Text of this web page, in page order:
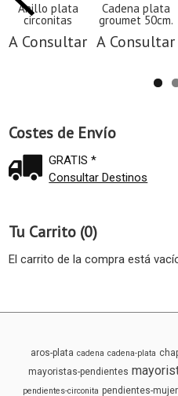
Costes de Envío
GRATIS *
Consultar Destinos
Tu Carrito (0)
El carrito de la compra está
Anillo plata
circonitas
A Consultar
Cadena plata
groumet 50cm.
A Consultar
aros-plata cadena cadena-plata
mayoristas-pendientes
pendientes-circonita pendientes-mujer